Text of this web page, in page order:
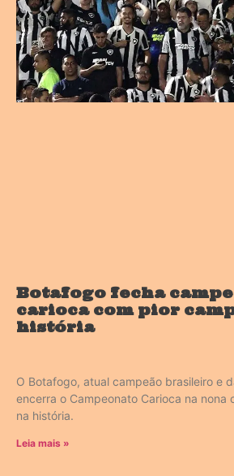
Botafogo fecha
carioca com pior
história
O Botafogo, atual campeão brasileiro e
encerra o Campeonato Carioca na nona
na história.
Leia mais »